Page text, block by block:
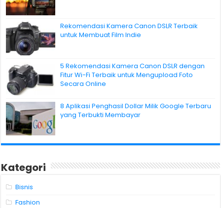
Rekomendasi Kamera Canon DSLR Terbaik
untuk Membuat Film Indie
5 Rekomendasi Kamera Canon DSLR dengan
Fitur Wi-Fi Terbaik untuk Mengupload Foto
Secara Online
8 Aplikasi Penghasil Dollar Milik Google Terbaru
yang Terbukti Membayar
Kategori
Bisnis
Fashion